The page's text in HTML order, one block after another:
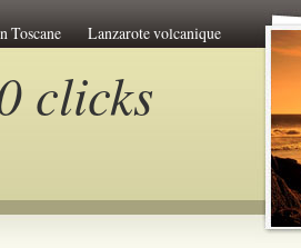
Toscane
Lanzarote volcanique
et le pays Cathare
clicks